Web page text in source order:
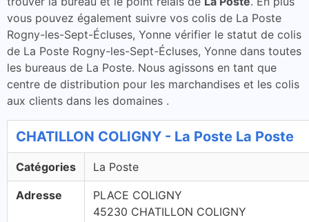
vous pouvez également suivre vos colis de La Poste
Rogny-les-Sept-Écluses, Yonne vérifier le statut de colis
de La Poste Rogny-les-Sept-Écluses, Yonne dans toutes
les bureaus de La Poste. Nous agissons en tant que
centre de distribution pour les marchandises et les colis
aux clients dans les domaines .
CHATILLON COLIGNY - La Poste La Poste
Catégories La Poste
Adresse
PLACE COLIGNY
45230 CHATILLON COLIGNY